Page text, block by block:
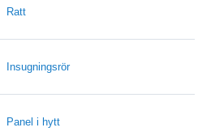
Ratt
Insugningsrör
Panel i hytt